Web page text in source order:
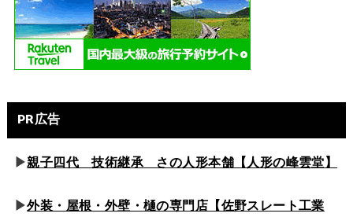
PR広告
▶親子四代 技術継承 さの人形本舗【人形の峰雲堂】
▶外装・屋根・外壁・樋の専門店【佐野スレート工業